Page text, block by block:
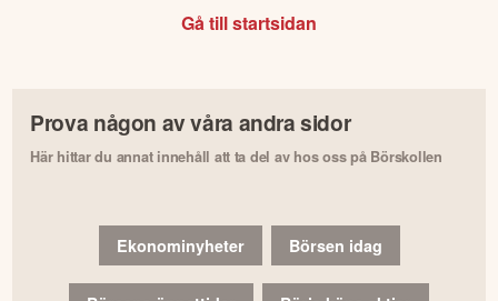
Gå till startsidan
Prova någon av våra andra sidor
Här hittar du annat innehåll att ta del av hos oss på Börskollen
Ekonominyheter Börsen idag